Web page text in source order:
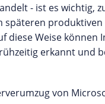
- ist es wichtig,
diese Weise
erkannt und
von